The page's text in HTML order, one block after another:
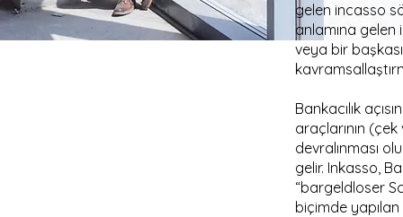
gelen incasso
anlamına
veya bir
Bankacılık
araçlarının
devralınması
gelir. Inkasso,
“bargeldloser
biçimde